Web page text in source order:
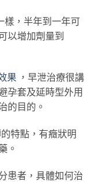
樣，半年到一年可
以增加劑量到
果 ，早泄治療很講
孕套及延時型外用
的目的。
特點，有癥狀明
。
患者，具體如何治